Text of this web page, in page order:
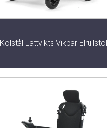
Kolstål Lättvikts Vikbar Elrullstol